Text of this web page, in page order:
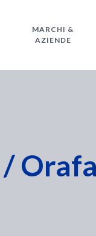
MARCHI &
AZIENDE